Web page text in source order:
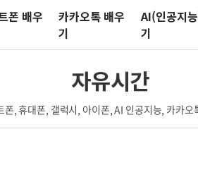
폰 배우
카카오톡 배우
기
AI(인공지
기
자유시간
폰, 휴대폰, 갤럭시, 아이폰, AI 인공지능, 카카오